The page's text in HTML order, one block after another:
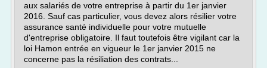
aux salariés de votre entreprise à partir du 1er janvier
2016. Sauf cas particulier, vous devez alors résilier votre
assurance santé individuelle pour votre mutuelle
d'entreprise obligatoire. Il faut toutefois être vigilant car la
loi Hamon entrée en vigueur le 1er janvier 2015 ne
concerne pas la résiliation des contrats...